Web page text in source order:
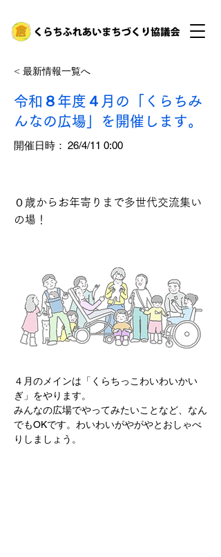
< 最新情報一覧へ
令和８年度４月の「くらちみ
んなの広場」を開催します。
​開催日時： 26/4/11 0:00
０歳からお年寄りまで多世代交流集い
の場！
４月のメインは「くらちっこわいわいかい
ぎ」をやります。
みんなの広場でやってみたいことなど、なん
でもOKです。わいわいがやがやとおしゃべ
りしましょう。